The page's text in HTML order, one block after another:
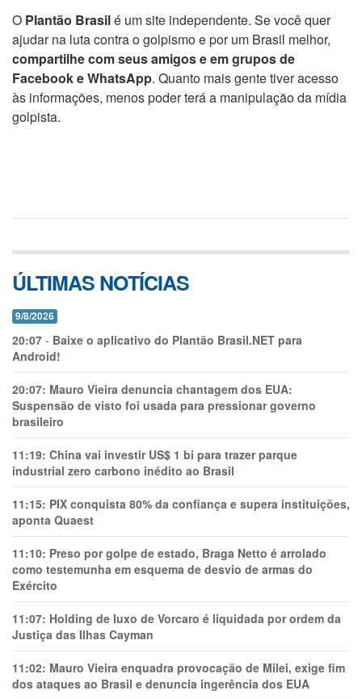
O Plantão Brasilé um site independente. Se você quer
ajudar na luta contra o golpismo e por um Brasil melhor,
compartilhe com seus amigos e em grupos de
Facebook e WhatsApp. Quanto mais gente tiver acesso
às informações, menos poder terá a manipulação da mídia
golpista.
ÚLTIMAS NOTÍCIAS
9/8/2026
20:07 - Baixe o aplicativo do Plantão Brasil.NET para
Android!
20:07: Mauro Vieira denuncia chantagem dos EUA:
Suspensão de visto foi usada para pressionar governo
brasileiro
11:19: China vai investir US$ 1 bi para trazer parque
industrial zero carbono inédito ao Brasil
11:15: PIX conquista 80% da confiança e supera instituições,
aponta Quaest
11:10: Preso por golpe de estado, Braga Netto é arrolado
como testemunha em esquema de desvio de armas do
Exército
11:07: Holding de luxo de Vorcaro é liquidada por ordem da
Justiça das Ilhas Cayman
11:02: Mauro Vieira enquadra provocação de Milei, exige fim
dos ataques ao Brasil e denuncia ingerência dos EUA